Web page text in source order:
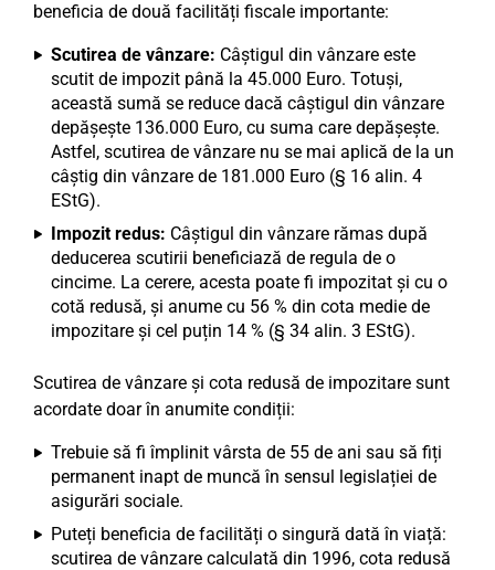
beneficia de două facilități fiscale importante:
Scutirea de vânzare: Câștigul din vânzare este
scutit de impozit până la 45.000 Euro. Totuși,
această sumă se reduce dacă câștigul din vânzare
depășește 136.000 Euro, cu suma care depășește.
Astfel, scutirea de vânzare nu se mai aplică de la un
câștig din vânzare de 181.000 Euro (§ 16 alin. 4
EStG).
Impozit redus: Câștigul din vânzare rămas după
deducerea scutirii beneficiază de regula de o
cincime. La cerere, acesta poate fi impozitat și cu o
cotă redusă, și anume cu 56 % din cota medie de
impozitare și cel puțin 14 % (§ 34 alin. 3 EStG).
Scutirea de vânzare și cota redusă de impozitare sunt
acordate doar în anumite condiții:
Trebuie să fi împlinit vârsta de 55 de ani sau să fiți
permanent inapt de muncă în sensul legislației de
asigurări sociale.
Puteți beneficia de facilități o singură dată în viață:
scutirea de vânzare calculată din 1996, cota redusă